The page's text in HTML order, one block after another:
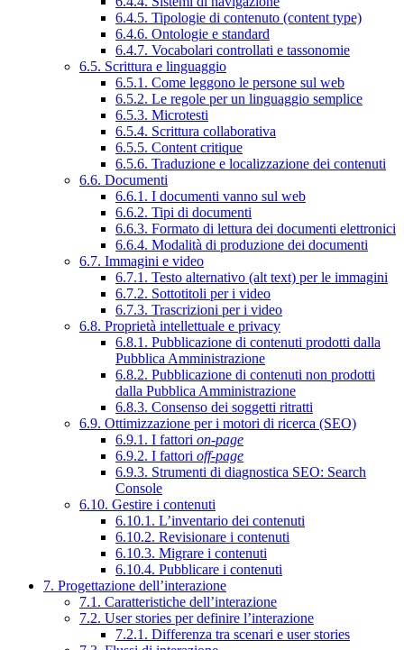
6.4.5. Tipologie di contenuto (content type)
6.4.6. Ontologie e standard
6.4.7. Vocabolari controllati e tassonomie
6.5. Scrittura e linguaggio
6.5.1. Come leggono le persone sul web
6.5.2. Le regole per un linguaggio semplice
6.5.3. Microtesti
6.5.4. Scrittura collaborativa
6.5.5. Content critique
6.5.6. Traduzione e localizzazione dei contenuti
6.6. Documenti
6.6.1. I documenti vanno sul web
6.6.2. Tipi di documenti
6.6.3. Formato di lettura dei documenti elettronici
6.6.4. Modalità di produzione dei documenti
6.7. Immagini e video
6.7.1. Testo alternativo (alt text) per le immagini
6.7.2. Sottotitoli per i video
6.7.3. Trascrizioni per i video
6.8. Proprietà intellettuale e privacy
6.8.1. Pubblicazione di contenuti prodotti dalla
Pubblica Amministrazione
6.8.2. Pubblicazione di contenuti non prodotti
dalla Pubblica Amministrazione
6.8.3. Consenso dei soggetti ritratti
6.9. Ottimizzazione per i motori di ricerca (SEO)
6.9.1. I fattori on-page
6.9.2. I fattori off-page
6.9.3. Strumenti di diagnostica SEO: Search
Console
6.10. Gestire i contenuti
6.10.1. L’inventario dei contenuti
6.10.2. Revisionare i contenuti
6.10.3. Migrare i contenuti
6.10.4. Pubblicare i contenuti
7. Progettazione dell’interazione
7.1. Caratteristiche dell’interazione
7.2. User stories per definire l’interazione
7.2.1. Differenza tra scenari e user stories